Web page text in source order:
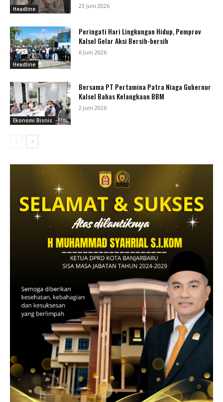
Headline 23 Juni 2026
Headline
Peringati Hari Lingkungan Hidup, Pemprov
Kalsel Gelar Aksi Bersih-bersih
6 Juni 2026
Ekonomi Bisnis
Bersama PT Pertamina Patra Niaga Gubernur
Kalsel Bahas Kelangkaan BBM
2 Juni 2026